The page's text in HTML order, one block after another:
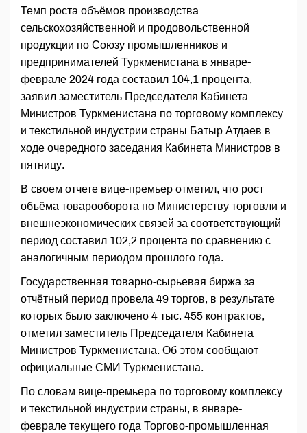
Темп роста объёмов производства
сельскохозяйственной и продовольственной
продукции по Союзу промышленников и
предпринимателей Туркменистана в январе-
феврале 2024 года составил 104,1 процента,
заявил заместитель Председателя Кабинета
Министров Туркменистана по торговому комплексу
и текстильной индустрии страны Батыр Атдаев в
ходе очередного заседания Кабинета Министров в
пятницу.
В своем отчете вице-премьер отметил, что рост
объёма товарооборота по Министерству торговли и
внешнеэкономических связей за соответствующий
период составил 102,2 процента по сравнению с
аналогичным периодом прошлого года.
Государственная товарно-сырьевая биржа за
отчётный период провела 49 торгов, в результате
которых было заключено 4 тыс. 455 контрактов,
отметил заместитель Председателя Кабинета
Министров Туркменистана. Об этом сообщают
официальные СМИ Туркменистана.
По словам вице-премьера по торговому комплексу
и текстильной индустрии страны, в январе-
феврале текущего года Торгово-промышленная